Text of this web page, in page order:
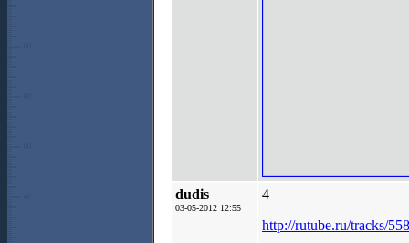
dudis
03-05-2012 12:55
4
http://rutube.ru/tracks/